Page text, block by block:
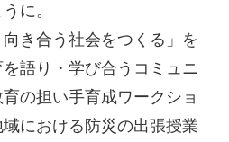
に。
向き合う社会をつくる」を
語り・学び合うコミュニ
の担い手育成ワークショ
における防災の出張授業